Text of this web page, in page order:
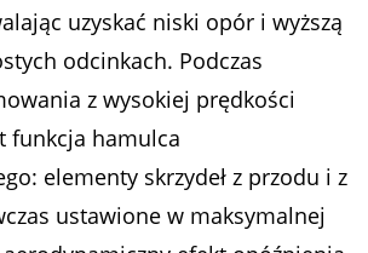
uzyskać niski opór i wyższą
odcinkach. Podczas
z wysokiej prędkości
funkcja hamulca
elementy skrzydeł z przodu i z
ustawione w maksymalnej